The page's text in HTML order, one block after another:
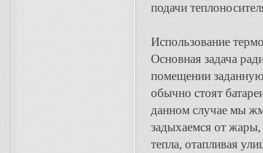
подачи
Использование
Основная задача
помещении
обычно стоят
данном случае мы
задыхаемся от
тепла, отапливая